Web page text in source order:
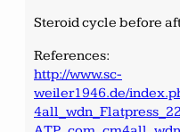
Steroid cycle before
References:
http://www.sc-
weiler1946.de/